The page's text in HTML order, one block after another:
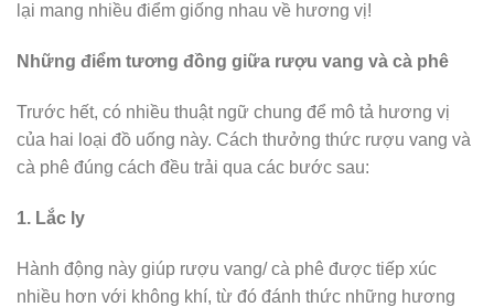
lại mang nhiều điểm giống nhau về hương vị!
Những điểm tương đồng giữa rượu vang và cà phê
Trước hết, có nhiều thuật ngữ chung để mô tả hương vị
của hai loại đồ uống này. Cách thưởng thức rượu vang và
cà phê đúng cách đều trải qua các bước sau:
1. Lắc ly
Hành động này giúp rượu vang/ cà phê được tiếp xúc
nhiều hơn với không khí, từ đó đánh thức những hương